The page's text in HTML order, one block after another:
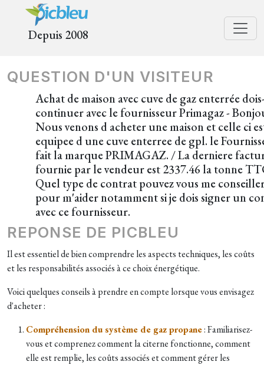
Depuis 2008
QUESTION D'UN VISITEUR
Achat de maison avec cuve de gaz enterrée
continuer avec le fournisseur Primagaz -
Nous venons d acheter une maison et celle ci
equipee d une cuve enterree de gpl. le
fait la marque PRIMAGAZ. / La derniere
fournie par le vendeur est 2337.46 la tonne
Quel type de contrat pouvez vous me
pour m'aider notamment si je dois signer un
avec ce fournisseur.
REPONSE DE PICBLEU
Il est essentiel de bien comprendre les aspects techniques, les coûts
et les responsabilités associés à ce choix énergétique.
Voici quelques conseils à prendre en compte lorsque vous envisagez
d'acheter :
Compréhension du système de gaz propane: Familiarisez-
vous et comprenez comment la citerne fonctionne, comment
elle est remplie, les coûts associés et comment gérer les